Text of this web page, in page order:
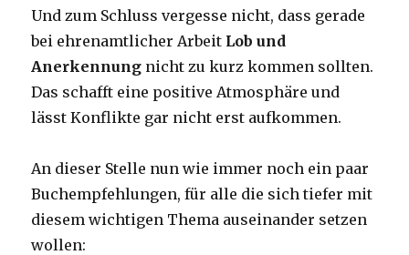
Und zum Schluss vergesse nicht, dass gerade
bei ehrenamtlicher Arbeit Lob und
Anerkennung nicht zu kurz kommen sollten.
Das schafft eine positive Atmosphäre und
lässt Konflikte gar nicht erst aufkommen.
An dieser Stelle nun wie immer noch ein paar
Buchempfehlungen, für alle die sich tiefer mit
diesem wichtigen Thema auseinander setzen
wollen: